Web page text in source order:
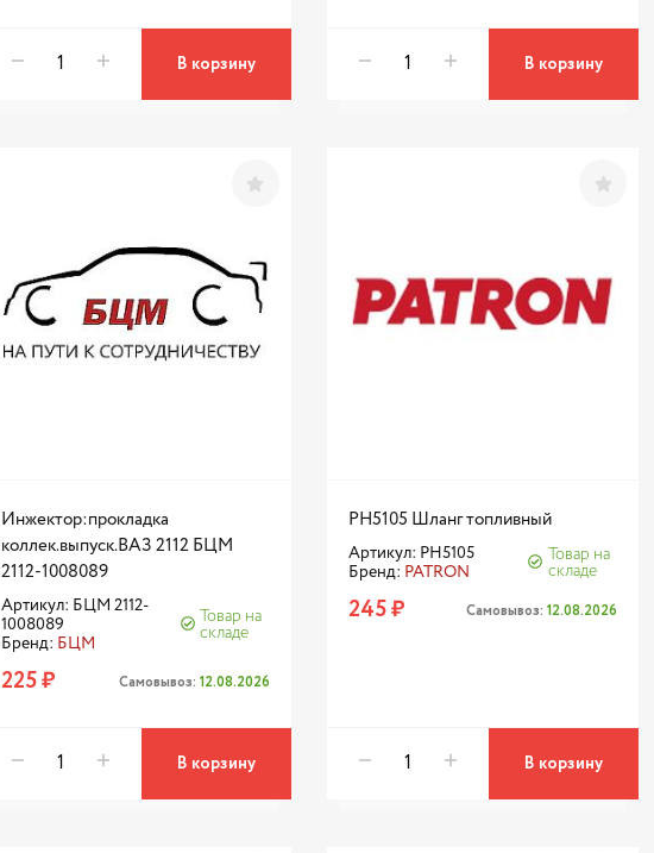
В корзину В корзину
Инжектор:прокладка
коллек.выпуск.ВАЗ 2112 БЦМ
2112-1008089
Артикул: БЦМ 2112-
1008089
Бренд: БЦМ
Товар на
складе
225 ₽ Самовывоз: 12.08.2026
В корзину
PH5105 Шланг топливный
Артикул: PH5105
Бренд: PATRON
Товар на
складе
245 ₽ Самовывоз:12.08.2026
В корзину